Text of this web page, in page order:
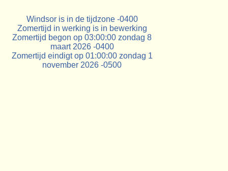
Windsor is in de tijdzone -0400
Zomertijd in werking is in bewerking
Zomertijd begon op 03:00:00 zondag 8
maart 2026 -0400
Zomertijd eindigt op 01:00:00 zondag 1
november 2026 -0500